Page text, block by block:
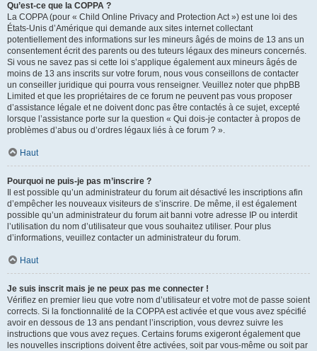
Qu’est-ce que la COPPA ?
La COPPA (pour « Child Online Privacy and Protection Act ») est une loi des
États-Unis d’Amérique qui demande aux sites internet collectant
potentiellement des informations sur les mineurs âgés de moins de 13 ans un
consentement écrit des parents ou des tuteurs légaux des mineurs concernés.
Si vous ne savez pas si cette loi s’applique également aux mineurs âgés de
moins de 13 ans inscrits sur votre forum, nous vous conseillons de contacter
un conseiller juridique qui pourra vous renseigner. Veuillez noter que phpBB
Limited et que les propriétaires de ce forum ne peuvent pas vous proposer
d’assistance légale et ne doivent donc pas être contactés à ce sujet, excepté
lorsque l’assistance porte sur la question « Qui dois-je contacter à propos de
problèmes d’abus ou d’ordres légaux liés à ce forum ? ».
Haut
Pourquoi ne puis-je pas m’inscrire ?
Il est possible qu’un administrateur du forum ait désactivé les inscriptions afin
d’empêcher les nouveaux visiteurs de s’inscrire. De même, il est également
possible qu’un administrateur du forum ait banni votre adresse IP ou interdit
l’utilisation du nom d’utilisateur que vous souhaitez utiliser. Pour plus
d’informations, veuillez contacter un administrateur du forum.
Haut
Je suis inscrit mais je ne peux pas me connecter !
Vérifiez en premier lieu que votre nom d’utilisateur et votre mot de passe soient
corrects. Si la fonctionnalité de la COPPA est activée et que vous avez spécifié
avoir en dessous de 13 ans pendant l’inscription, vous devrez suivre les
instructions que vous avez reçues. Certains forums exigeront également que
les nouvelles inscriptions doivent être activées, soit par vous-même ou soit par